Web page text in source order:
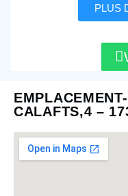
PLUS
CALAFTS,4 –